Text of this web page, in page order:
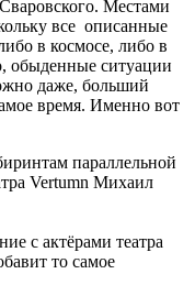
Местами
все описанные
в космосе, либо в
обыденные ситуации
даже, больший
время. Именно вот
параллельной
Vertumn Михаил
с актёрами театра
то самое